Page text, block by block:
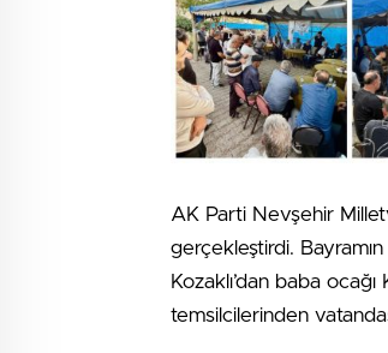
AK Parti Nevşehir
gerçekleştirdi.
Kozaklı’dan baba
temsilcilerinden